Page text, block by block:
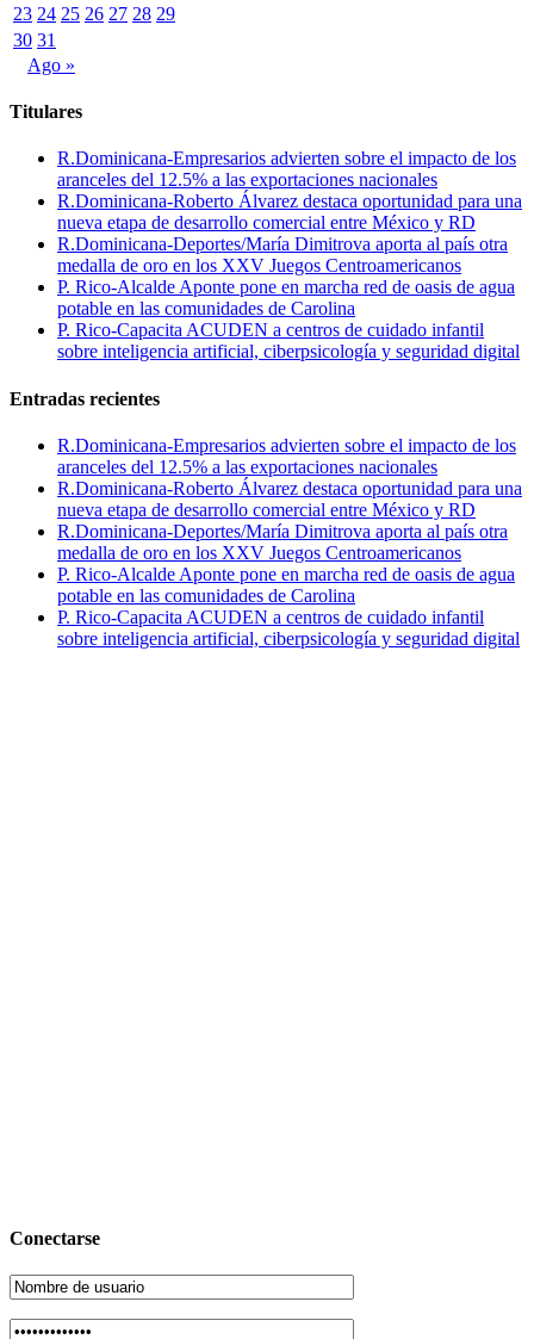
23 24 25 26 27 28 29
30 31
Ago »
Titulares
R.Dominicana-Empresarios advierten sobre el impacto de los
aranceles del 12.5% a las exportaciones nacionales
R.Dominicana-Roberto Álvarez destaca oportunidad para una
nueva etapa de desarrollo comercial entre México y RD
R.Dominicana-Deportes/María Dimitrova aporta al país otra
medalla de oro en los XXV Juegos Centroamericanos
P. Rico-Alcalde Aponte pone en marcha red de oasis de agua
potable en las comunidades de Carolina
P. Rico-Capacita ACUDEN a centros de cuidado infantil
sobre inteligencia artificial, ciberpsicología y seguridad digital
Entradas recientes
R.Dominicana-Empresarios advierten sobre el impacto de los
aranceles del 12.5% a las exportaciones nacionales
R.Dominicana-Roberto Álvarez destaca oportunidad para una
nueva etapa de desarrollo comercial entre México y RD
R.Dominicana-Deportes/María Dimitrova aporta al país otra
medalla de oro en los XXV Juegos Centroamericanos
P. Rico-Alcalde Aponte pone en marcha red de oasis de agua
potable en las comunidades de Carolina
P. Rico-Capacita ACUDEN a centros de cuidado infantil
sobre inteligencia artificial, ciberpsicología y seguridad digital
Conectarse